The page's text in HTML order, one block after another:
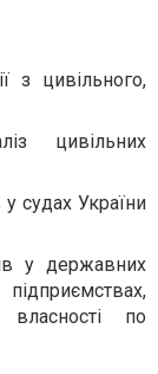
з цивільного,
цивільних
у судах України
у державних
власності по